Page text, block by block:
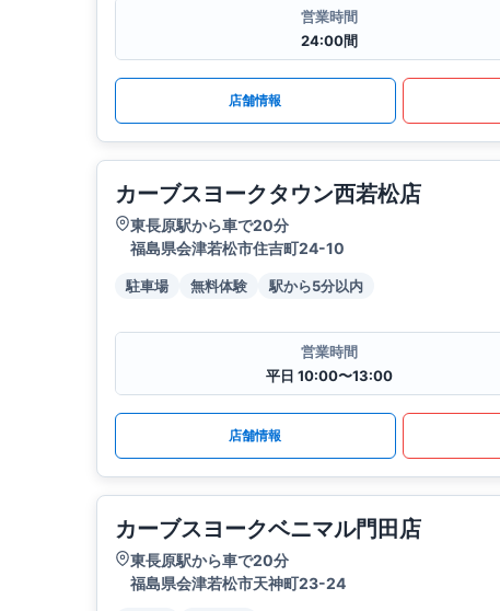
営業時間
24:00間
店舗情報
カーブスヨークタウン西若松店
東長原駅から車で20分
福島県会津若松市住吉町24-10
駐車場 無料体験 駅から5分以内
営業時間
平日 10:00〜13:00
店舗情報
カーブスヨークベニマル門田店
東長原駅から車で20分
福島県会津若松市天神町23-24